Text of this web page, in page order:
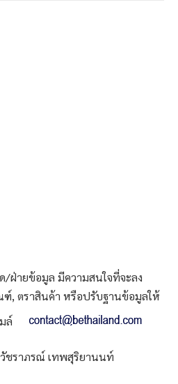
/ฝ่ายข้อมูล มีความสนใจที่จะลง
, ตราสินค้า หรือปรับฐานข้อมูลให้
ล์
ชราภรณ์ เทพสุริยานนท์